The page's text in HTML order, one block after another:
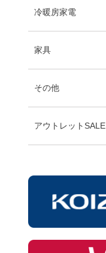
冷暖房家電
家具
その他
アウトレットSALE